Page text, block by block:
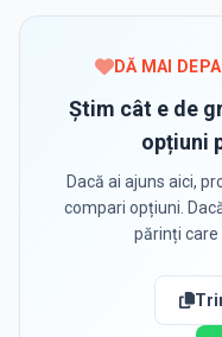
DĂ MAI
Știm cât e de
opțiuni
Dacă ai ajuns aici,
compari opțiuni.
părinți care